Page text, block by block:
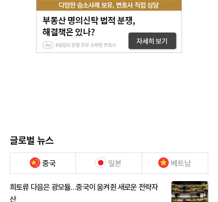
글로벌 뉴스
중국 일본 베트남
희토류 다음은 광모듈…중국이 움켜쥔 새로운 전략자
산